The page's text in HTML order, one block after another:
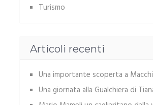
Turismo
Articoli recenti
Una importante scoperta a
Una giornata alla Gualchiera di